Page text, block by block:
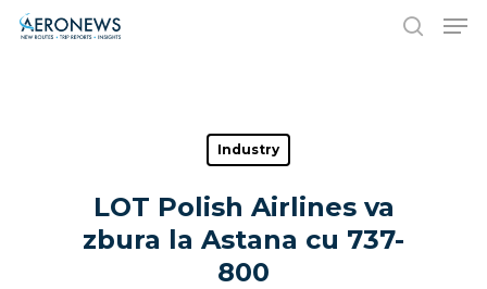
Hit enter to search or ESC to close
Industry
LOT Polish Airlines va
zbura la Astana cu 737-
800